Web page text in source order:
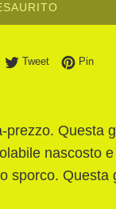
su Facebook
TweetTwitta suPin
Questa
nascosto
sporco. Questa